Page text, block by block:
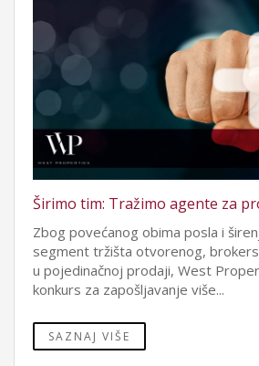
Širimo tim: Tražimo agente za
Zbog povećanog obima posla i
segment tržišta otvorenog,
u pojedinačnoj prodaji, West
konkurs za zapošljavanje više...
SAZNAJ VIŠE